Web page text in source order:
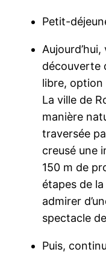
Petit-
découverte
libre,
La ville de
manière
traversée
creusé une
150 m de
étapes de
admirer
spectacle
Puis,